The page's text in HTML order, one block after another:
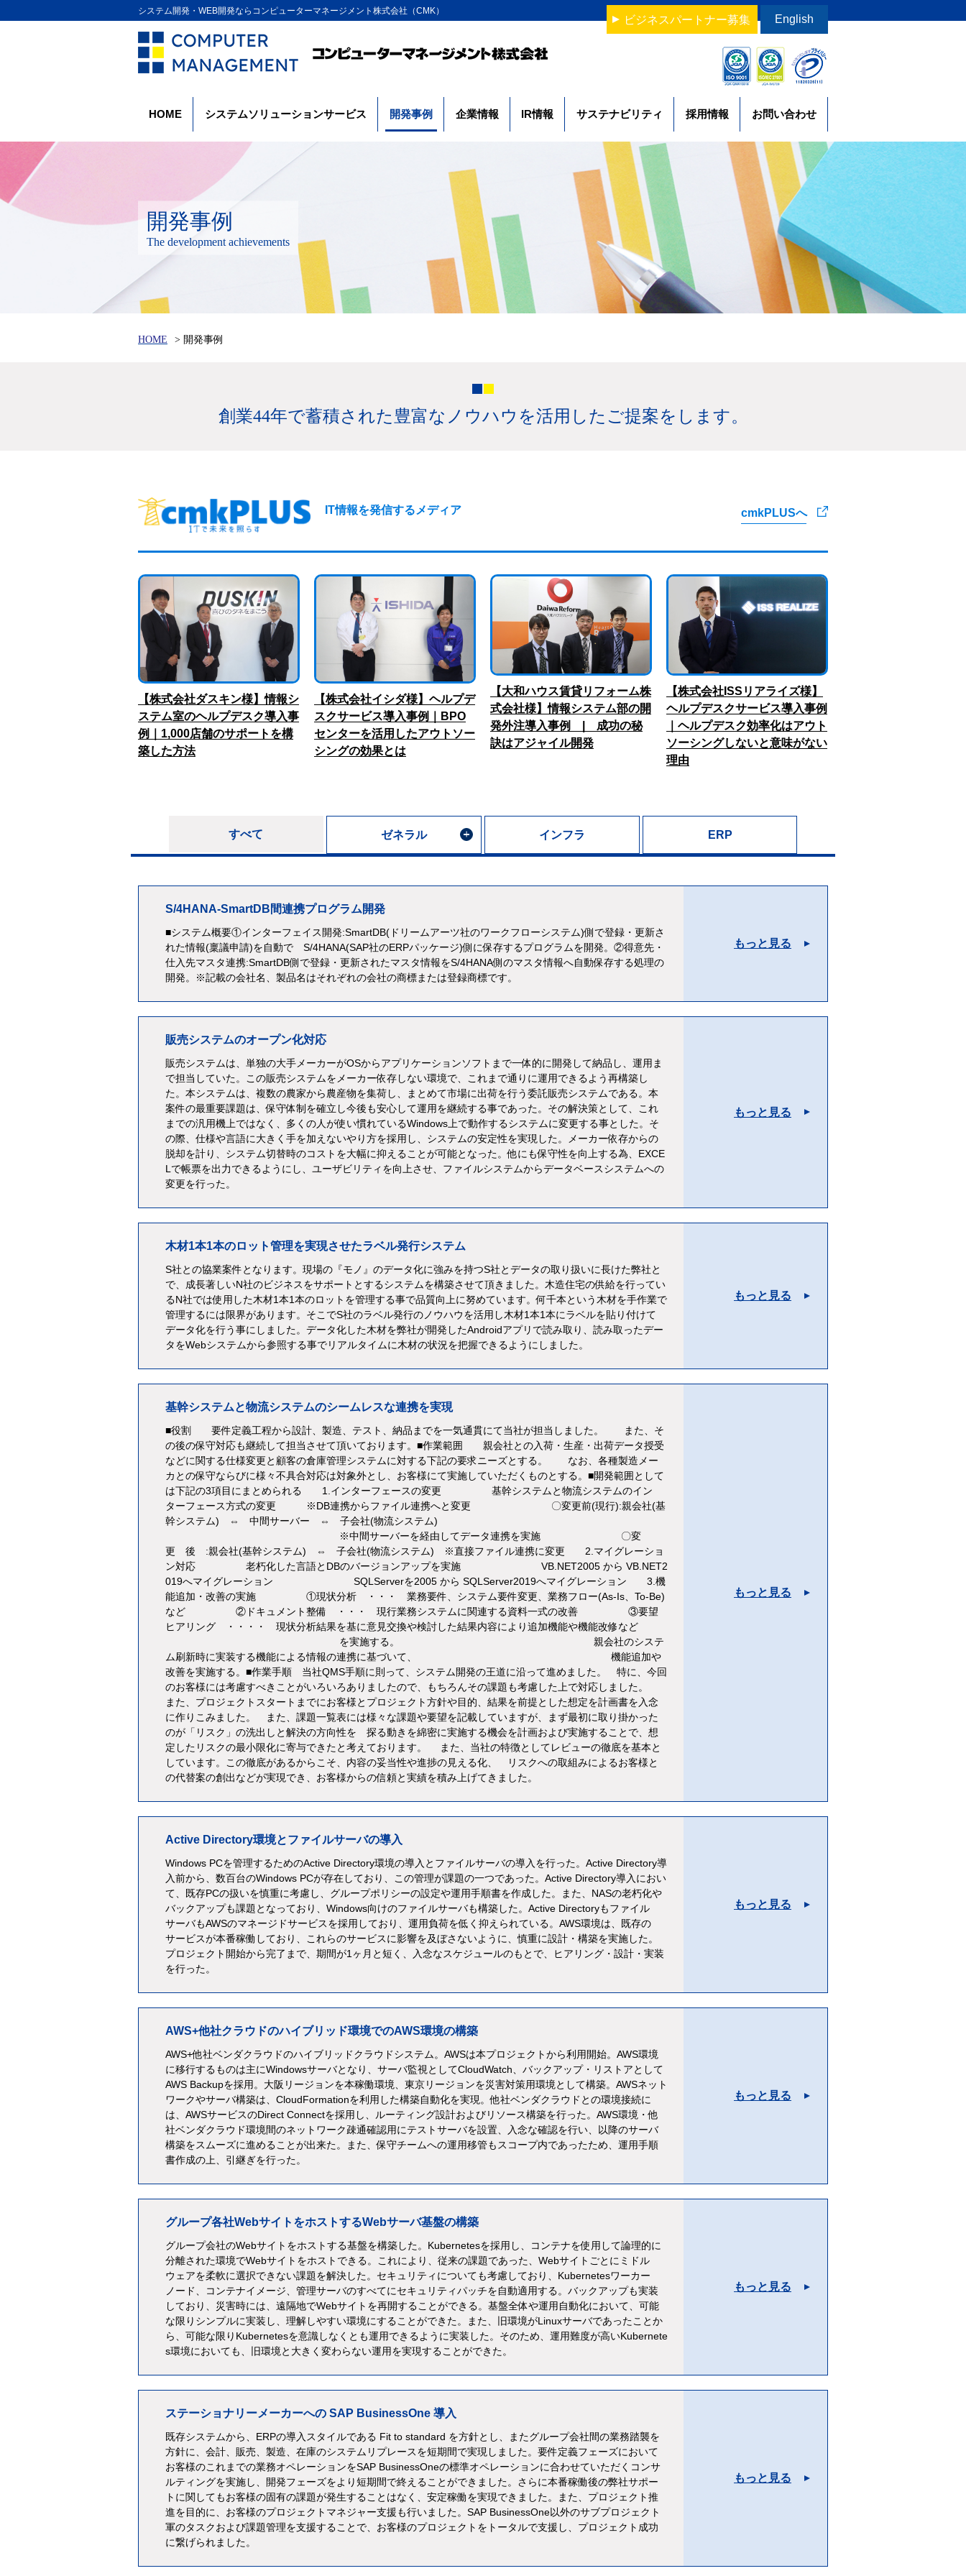
システム開発・WEB開発ならコンピューターマネージメント株式会社（CMK）
ビジネスパートナー募集 English
HOME システムソリューションサービス 開発事例 企業情報 IR情報 サステナビリティ 採用情報 お問い合わせ
開発事例
The development achievements
HOME 開発事例
創業44年で蓄積された豊富なノウハウを活用したご提案をします。
IT情報を発信するメディア cmkPLUSへ
【株式会社ダスキン様】情報シ
ステム室のヘルプデスク導入事
例｜1,000店舗のサポートを構
築した方法
【株式会社イシダ様】ヘルプデ
スクサービス導入事例｜BPO
センターを活用したアウトソー
シングの効果とは
【大和ハウス賃貸リフォーム株
式会社様】情報システム部の開
発外注導入事例 | 成功の秘
訣はアジャイル開発
【株式会社ISSリアライズ様】
ヘルプデスクサービス導入事例
｜ヘルプデスク効率化はアウト
ソーシングしないと意味がない
理由
すべて ゼネラル インフラ ERP
S/4HANA-SmartDB間連携プログラム開発
■システム概要①インターフェイス開発:SmartDB(ドリームアーツ社のワークフローシステム)側で登録・更新さ
れた情報(稟議申請)を自動で S/4HANA(SAP社のERPパッケージ)側に保存するプログラムを開発。②得意先・
仕入先マスタ連携:SmartDB側で登録・更新されたマスタ情報をS/4HANA側のマスタ情報へ自動保存する処理の
開発。※記載の会社名、製品名はそれぞれの会社の商標または登録商標です。
もっと見る
販売システムのオープン化対応
販売システムは、単独の大手メーカーがOSからアプリケーションソフトまで一体的に開発して納品し、運用ま
で担当していた。この販売システムをメーカー依存しない環境で、これまで通りに運用できるよう再構築し
た。本システムは、複数の農家から農産物を集荷し、まとめて市場に出荷を行う委託販売システムである。本
案件の最重要課題は、保守体制を確立し今後も安心して運用を継続する事であった。その解決策として、これ
までの汎用機上ではなく、多くの人が使い慣れているWindows上で動作するシステムに変更する事とした。そ
の際、仕様や言語に大きく手を加えないやり方を採用し、システムの安定性を実現した。メーカー依存からの
脱却を計り、システム切替時のコストを大幅に抑えることが可能となった。他にも保守性を向上する為、EXCE
Lで帳票を出力できるようにし、ユーザビリティを向上させ、ファイルシステムからデータベースシステムへの
変更を行った。
もっと見る
木材1本1本のロット管理を実現させたラベル発行システム
S社との協業案件となります。現場の『モノ』のデータ化に強みを持つS社とデータの取り扱いに長けた弊社と
で、成長著しいN社のビジネスをサポートとするシステムを構築させて頂きました。木造住宅の供給を行ってい
るN社では使用した木材1本1本のロットを管理する事で品質向上に努めています。何千本という木材を手作業で
管理するには限界があります。そこでS社のラベル発行のノウハウを活用し木材1本1本にラベルを貼り付けて
データ化を行う事にしました。データ化した木材を弊社が開発したAndroidアプリで読み取り、読み取ったデー
タをWebシステムから参照する事でリアルタイムに木材の状況を把握できるようにしました。
もっと見る
基幹システムと物流システムのシームレスな連携を実現
■役割 要件定義工程から設計、製造、テスト、納品までを一気通貫にて当社が担当しました。 また、そ
の後の保守対応も継続して担当させて頂いております。■作業範囲 親会社との入荷・生産・出荷データ授受
などに関する仕様変更と顧客の倉庫管理システムに対する下記の要求ニーズとする。 なお、各種製造メー
カとの保守ならびに様々不具合対応は対象外とし、お客様にて実施していただくものとする。■開発範囲として
は下記の3項目にまとめられる 1.インターフェースの変更 基幹システムと物流システムのイン
ターフェース方式の変更 ※DB連携からファイル連携へと変更 〇変更前(現行):親会社(基
幹システム) ⇔ 中間サーバー ⇔ 子会社(物流システム)
※中間サーバーを経由してデータ連携を実施 〇変
更 後 :親会社(基幹システム) ⇔ 子会社(物流システム) ※直接ファイル連携に変更 2.マイグレーショ
ン対応 老朽化した言語とDBのバージョンアップを実施 VB.NET2005 から VB.NET2
019へマイグレーション SQLServerを2005 から SQLServer2019へマイグレーション 3.機
能追加・改善の実施 ①現状分析 ・・・ 業務要件、システム要件変更、業務フロー(As-Is、To-Be)
など ②ドキュメント整備 ・・・ 現行業務システムに関連する資料一式の改善 ③要望
ヒアリング ・・・・ 現状分析結果を基に意見交換や検討した結果内容により追加機能や機能改修など
を実施する。 親会社のシステ
ム刷新時に実装する機能による情報の連携に基づいて、 機能追加や
改善を実施する。■作業手順 当社QMS手順に則って、システム開発の王道に沿って進めました。 特に、今回
のお客様には考慮すべきことがいろいろありましたので、もちろんその課題も考慮した上で対応しました。
また、プロジェクトスタートまでにお客様とプロジェクト方針や目的、結果を前提とした想定を計画書を入念
に作りこみました。 また、課題一覧表には様々な課題や要望を記載していますが、まず最初に取り掛かった
のが「リスク」の洗出しと解決の方向性を 探る動きを綿密に実施する機会を計画および実施することで、想
定したリスクの最小限化に寄与できたと考えております。 また、当社の特徴としてレビューの徹底を基本と
しています。この徹底があるからこそ、内容の妥当性や進捗の見える化、 リスクへの取組みによるお客様と
の代替案の創出などが実現でき、お客様からの信頼と実績を積み上げてきました。
もっと見る
Active Directory環境とファイルサーバの導入
Windows PCを管理するためのActive Directory環境の導入とファイルサーバの導入を行った。Active Directory導
入前から、数百台のWindows PCが存在しており、この管理が課題の一つであった。Active Directory導入におい
て、既存PCの扱いを慎重に考慮し、グループポリシーの設定や運用手順書を作成した。また、NASの老朽化や
バックアップも課題となっており、Windows向けのファイルサーバも構築した。Active Directoryもファイル
サーバもAWSのマネージドサービスを採用しており、運用負荷を低く抑えられている。AWS環境は、既存の
サービスが本番稼働しており、これらのサービスに影響を及ぼさないように、慎重に設計・構築を実施した。
プロジェクト開始から完了まで、期間が1ヶ月と短く、入念なスケジュールのもとで、ヒアリング・設計・実装
を行った。
もっと見る
AWS+他社クラウドのハイブリッド環境でのAWS環境の構築
AWS+他社ベンダクラウドのハイブリッドクラウドシステム。AWSは本プロジェクトから利用開始。AWS環境
に移行するものは主にWindowsサーバとなり、サーバ監視としてCloudWatch、バックアップ・リストアとして
AWS Backupを採用。大阪リージョンを本稼働環境、東京リージョンを災害対策用環境として構築。AWSネット
ワークやサーバ構築は、CloudFormationを利用した構築自動化を実現。他社ベンダクラウドとの環境接続に
は、AWSサービスのDirect Connectを採用し、ルーティング設計およびリソース構築を行った。AWS環境・他
社ベンダクラウド環境間のネットワーク疎通確認用にテストサーバを設置、入念な確認を行い、以降のサーバ
構築をスムーズに進めることが出来た。また、保守チームへの運用移管もスコープ内であったため、運用手順
書作成の上、引継ぎを行った。
もっと見る
グループ各社WebサイトをホストするWebサーバ基盤の構築
グループ会社のWebサイトをホストする基盤を構築した。Kubernetesを採用し、コンテナを使用して論理的に
分離された環境でWebサイトをホストできる。これにより、従来の課題であった、Webサイトごとにミドル
ウェアを柔軟に選択できない課題を解決した。セキュリティについても考慮しており、Kubernetesワーカー
ノード、コンテナイメージ、管理サーバのすべてにセキュリティパッチを自動適用する。バックアップも実装
しており、災害時には、遠隔地でWebサイトを再開することができる。基盤全体や運用自動化において、可能
な限りシンプルに実装し、理解しやすい環境にすることができた。また、旧環境がLinuxサーバであったことか
ら、可能な限りKubernetesを意識しなくとも運用できるように実装した。そのため、運用難度が高いKubernete
s環境においても、旧環境と大きく変わらない運用を実現することができた。
もっと見る
ステーショナリーメーカーへの SAP BusinessOne 導入
既存システムから、ERPの導入スタイルである Fit to standard を方針とし、またグループ会社間の業務踏襲を
方針に、会計、販売、製造、在庫のシステムリプレースを短期間で実現しました。要件定義フェーズにおいて
お客様のこれまでの業務オペレーションをSAP BusinessOneの標準オペレーションに合わせていただくコンサ
ルティングを実施し、開発フェーズをより短期間で終えることができました。さらに本番稼働後の弊社サポー
トに関してもお客様の固有の課題が発生することはなく、安定稼働を実現できました。また、プロジェクト推
進を目的に、お客様のプロジェクトマネジャー支援も行いました。SAP BusinessOne以外のサブプロジェクト
軍のタスクおよび課題管理を支援することで、お客様のプロジェクトをトータルで支援し、プロジェクト成功
に繋げられました。
もっと見る